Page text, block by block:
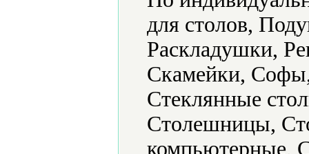
для столов,
Раскладушки,
Скамейки,
Стеклянные
Столешницы,
компьютерные,